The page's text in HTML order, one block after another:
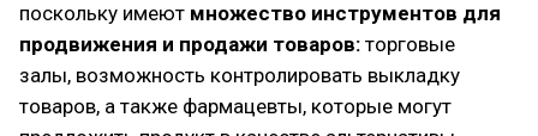
поскольку имеют множество инструментов для
продвижения и продажи товаров: торговые
залы, возможность контролировать выкладку
товаров, а также фармацевты, которые могут